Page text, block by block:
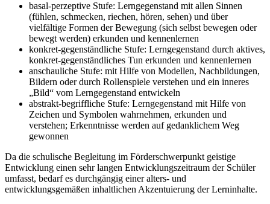
basal-perzeptive Stufe: Lerngegenstand mit allen Sinnen
(fühlen, schmecken, riechen, hören, sehen) und über
vielfältige Formen der Bewegung (sich selbst bewegen oder
bewegt werden) erkunden und kennenlernen
konkret-gegenständliche Stufe: Lerngegenstand durch aktives,
konkret-gegenständliches Tun erkunden und kennenlernen
anschauliche Stufe: mit Hilfe von Modellen, Nachbildungen,
Bildern oder durch Rollenspiele verstehen und ein inneres
„Bild“ vom Lerngegenstand entwickeln
abstrakt-begriffliche Stufe: Lerngegenstand mit Hilfe von
Zeichen und Symbolen wahrnehmen, erkunden und
verstehen; Erkenntnisse werden auf gedanklichem Weg
gewonnen
Da die schulische Begleitung im Förderschwerpunkt geistige
Entwicklung einen sehr langen Entwicklungszeitraum der Schüler
umfasst, bedarf es durchgängig einer alters- und
entwicklungsgemäßen inhaltlichen Akzentuierung der Lerninhalte.